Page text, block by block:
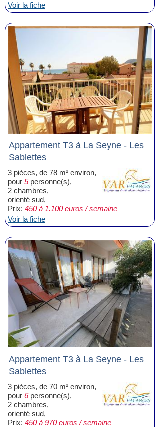
Voir la fiche
Appartement T3 à La Seyne - Les
Sablettes
3 pièces, de 78 m² environ,
pour 5personne(s),
2 chambres,
orienté sud,
Prix: 450 à 1.100 euros / semaine
Voir la fiche
Appartement T3 à La Seyne - Les
Sablettes
3 pièces, de 70 m² environ,
pour 6personne(s),
2 chambres,
orienté sud,
Prix: 450 à 970 euros / semaine